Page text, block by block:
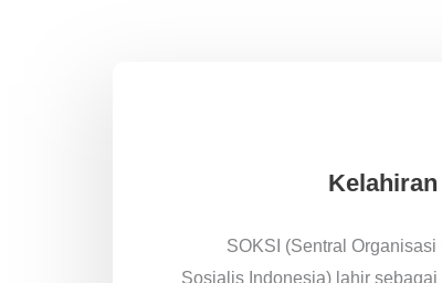
SOKSI (Sentral Organisasi
Sosialis Indonesia) lahir